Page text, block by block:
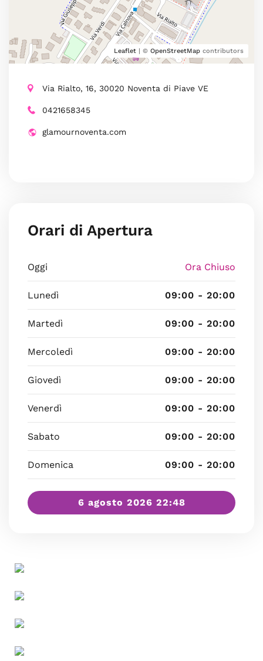
Leaflet | © OpenStreetMap contributors
Via Rialto, 16, 30020 Noventa di Piave VE
0421658345
glamournoventa.com
Orari di Apertura
Oggi Ora Chiuso
Lunedì 09:00 - 20:00
Martedì 09:00 - 20:00
Mercoledì 09:00 - 20:00
Giovedì 09:00 - 20:00
Venerdì 09:00 - 20:00
Sabato 09:00 - 20:00
Domenica 09:00 - 20:00
6 agosto 2026 22:48